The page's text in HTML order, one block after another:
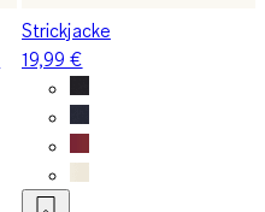
Strickjacke
19,99 €